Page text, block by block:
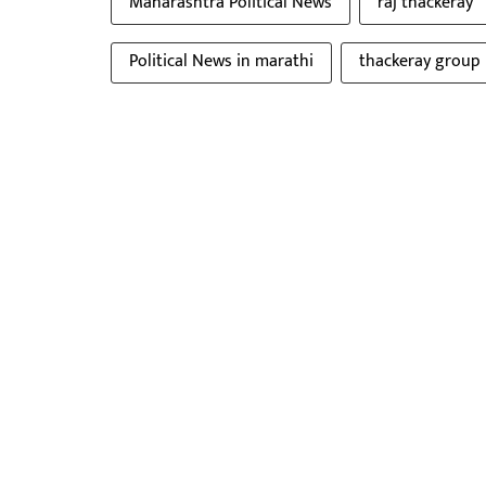
Political News in marathi
thackeray group